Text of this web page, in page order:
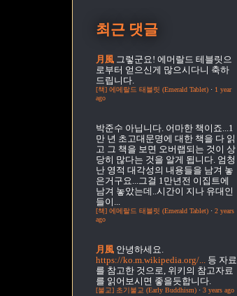
최근 댓글
月風 그렇군요! 에머랄드 테블릿으
로부터 얻으신게 많으시다니 축하
드립니다.
[책] 에메랄드 태블릿 (Emerald Tablet) · 1 year
ago
박준수 아닙니다. 어마한 책이죠...1
만 년 초고대문명에 대한 책을 다 읽
고 그 책을 보면 오버랩되는 것이 상
당히 많다는 것을 알게 됩니다. 엄청
난 영적 대각성의 내용들을 남겨 놓
은거구요...그걸 1만년전 이집트에
남겨 놓았는데..시간이 지나 유대인
들이...
[책] 에메랄드 태블릿 (Emerald Tablet) · 2 years
ago
月風 안녕하세요.
https://ko.m.wikipedia.org/... 등 자료
를 참고한 것으로, 위키의 참고자료
를 읽어보시면 좋을듯합니다.
[불교] 초기불교 (Early Buddhism) · 3 years ago